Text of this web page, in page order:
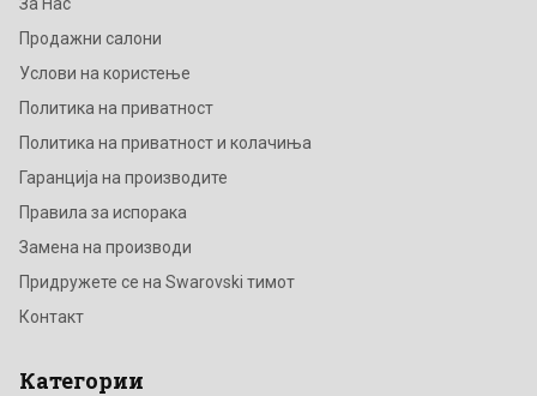
Продажни салони
Услови на користење
Политика на приватност
Политика на приватност и колачиња
Гаранција на производите
Правила за испорака
Замена на производи
Придружете се на Swarovski тимот
Контакт
Категории